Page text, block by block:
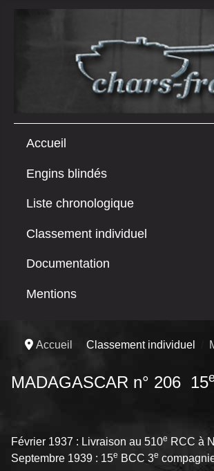
Accueil
Engins blindés
Liste chronologique
Classement individuel
Documentation
Mentions
Accueil Classement individuel
MADAGASCAR n° 206 15
Février 1937 : Livraison au 510e RCC à
Septembre 1939 : 15e BCC 3e